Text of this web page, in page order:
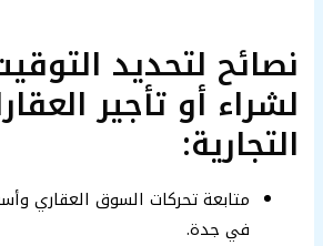
نصائح لتحديد
لشراء أو تأجير
التجارية:
متابعة تحركات السوق العقاري
في جدة.